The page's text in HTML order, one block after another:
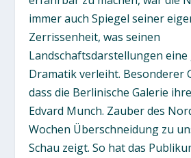
immer auch Spiegel seiner
Zerrissenheit, was seinen
Landschaftsdarstellungen
Dramatik verleiht. Besonderer
dass die Berlinische Galerie
Edvard Munch. Zauber des
Wochen Überschneidung zu
Schau zeigt. So hat das